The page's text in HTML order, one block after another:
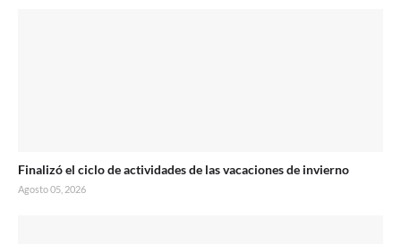
Finalizó el ciclo de actividades de las vacaciones de invierno
Agosto 05, 2026